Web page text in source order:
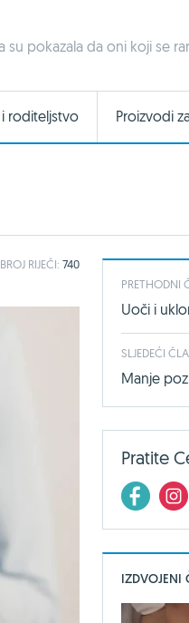
su pokazala da oni koji se
roditeljstvo Proizvodi
BROJ RIJEČI: 740
PRETHODNI
Uoči i
SLJEDEĆI
Manje
Pratite
IZDVOJENI